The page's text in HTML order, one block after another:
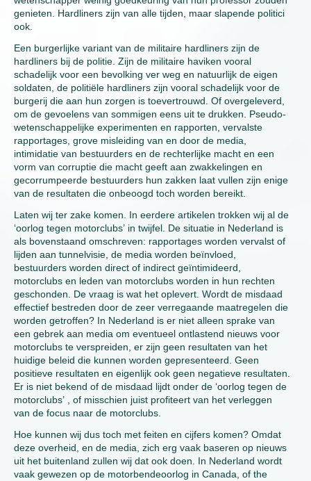
genieten. Hardliners zijn van alle tijden, maar slapende politici
ook.
Een burgerlijke variant van de militaire hardliners zijn de
hardliners bij de politie. Zijn de militaire haviken vooral
schadelijk voor een bevolking ver weg en natuurlijk de eigen
soldaten, de politiële hardliners zijn vooral schadelijk voor de
burgerij die aan hun zorgen is toevertrouwd. Of overgeleverd,
om de gevoelens van sommigen eens uit te drukken. Pseudo-
wetenschappelijke experimenten en rapporten, vervalste
rapportages, grove misleiding van en door de media,
intimidatie van bestuurders en de rechterlijke macht en een
vorm van corruptie die macht geeft aan zwakkelingen en
gecorrumpeerde bestuurders hun zakken laat vullen zijn enige
van de resultaten die onbeoogd toch worden bereikt.
Laten wij ter zake komen. In eerdere artikelen trokken wij al de
‘oorlog tegen motorclubs’ in twijfel. De situatie in Nederland is
als bovenstaand omschreven: rapportages worden vervalst of
lijden aan tunnelvisie, de media worden beïnvloed,
bestuurders worden direct of indirect geïntimideerd,
motorclubs en leden van motorclubs worden in hun rechten
geschonden. De vraag is wat het oplevert. Wordt de misdaad
effectief bestreden door de zeer verregaande maatregelen die
worden getroffen? In Nederland is er niet alleen sprake van
een gebrek aan media om eventueel ontlastend nieuws voor
motorclubs te verspreiden, er zijn geen resultaten van het
huidige beleid die kunnen worden gepresenteerd. Geen
positieve resultaten en eigenlijk ook geen negatieve resultaten.
Er is niet bekend of de misdaad lijdt onder de ‘oorlog tegen de
motorclubs’ , of misschien juist profiteert van het verleggen
van de focus naar de motorclubs.
Hoe kunnen wij dus toch met feiten en cijfers komen? Omdat
deze overheid, en de media, zich erg vaak baseren op nieuws
uit het buitenland zullen wij dat ook doen. In Nederland wordt
vaak gewezen op de motorbendeoorlog in Canada, of the